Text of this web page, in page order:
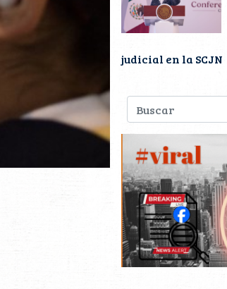
judicial en la SCJN